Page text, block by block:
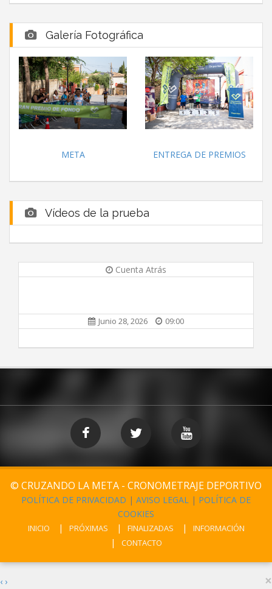
Galería Fotográfica
META ENTREGA DE PREMIOS
Vídeos de la prueba
Cuenta Atrás
Junio 28, 2026 09:00
© CRUZANDO LA META - CRONOMETRAJE DEPORTIVO
POLÍTICA DE PRIVACIDAD | AVISO LEGAL | POLÍTICA DE
COOKIES
INICIO PRÓXIMAS FINALIZADAS
INFORMACIÓN
CONTACTO
‹ › ×